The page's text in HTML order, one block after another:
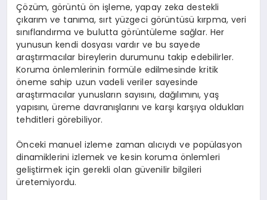
Çözüm, görüntü ön işleme, yapay zeka destekli
çıkarım ve tanıma, sırt yüzgeci görüntüsü kırpma, veri
sınıflandırma ve bulutta görüntüleme sağlar. Her
yunusun kendi dosyası vardır ve bu sayede
araştırmacılar bireylerin durumunu takip edebilirler.
Koruma önlemlerinin formüle edilmesinde kritik
öneme sahip uzun vadeli veriler sayesinde
araştırmacılar yunusların sayısını, dağılımını, yaş
yapısını, üreme davranışlarını ve karşı karşıya oldukları
tehditleri görebiliyor.
Önceki manuel izleme zaman alıcıydı ve popülasyon
dinamiklerini izlemek ve kesin koruma önlemleri
geliştirmek için gerekli olan güvenilir bilgileri
üretemiyordu.